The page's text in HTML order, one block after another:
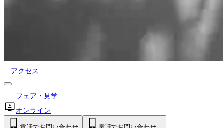
アクセス
フェア・見学
オンライン